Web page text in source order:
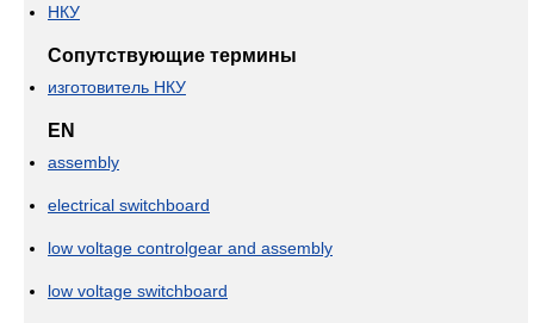
НКУ
Сопутствующие термины
изготовитель НКУ
EN
assembly
electrical switchboard
low voltage controlgear and assembly
low voltage switchboard